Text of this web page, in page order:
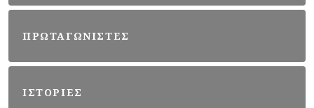
ΠΡΩΤΑΓΩΝΙΣΤΕΣ
ΙΣΤΟΡΙΕΣ